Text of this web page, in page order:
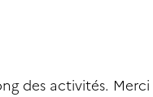
des activités.